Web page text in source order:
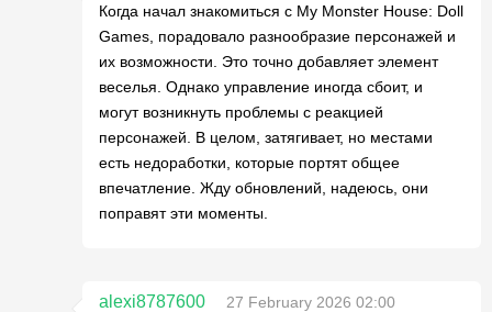
Когда начал знакомиться с My Monster House: Doll
Games, порадовало разнообразие персонажей и
их возможности. Это точно добавляет элемент
веселья. Однако управление иногда сбоит, и
могут возникнуть проблемы с реакцией
персонажей. В целом, затягивает, но местами
есть недоработки, которые портят общее
впечатление. Жду обновлений, надеюсь, они
поправят эти моменты.
alexi8787600
27 February 2026 02:00